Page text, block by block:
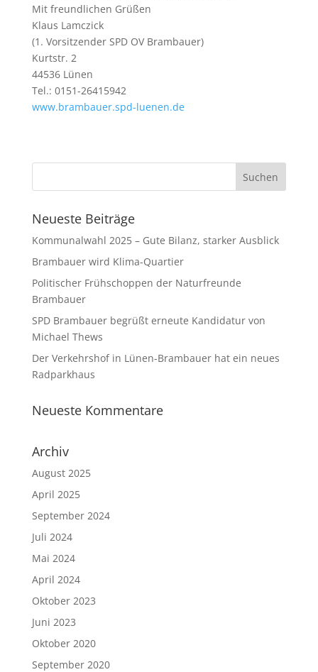
Mit freundlichen Grüßen
Klaus Lamczick
(1. Vorsitzender SPD OV Brambauer)
Kurtstr. 2
44536 Lünen
Tel.: 0151-26415942
www.brambauer.spd-luenen.de
Neueste Beiträge
Kommunalwahl 2025 – Gute Bilanz, starker Ausblick
Brambauer wird Klima-Quartier
Politischer Frühschoppen der Naturfreunde
Brambauer
SPD Brambauer begrüßt erneute Kandidatur von
Michael Thews
Der Verkehrshof in Lünen-Brambauer hat ein neues
Radparkhaus
Neueste Kommentare
Archiv
August 2025
April 2025
September 2024
Juli 2024
Mai 2024
April 2024
Oktober 2023
Juni 2023
Oktober 2020
September 2020